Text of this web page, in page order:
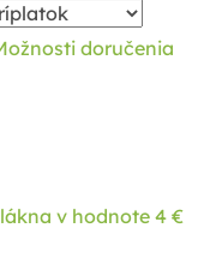
doručenia
v hodnote 4 €